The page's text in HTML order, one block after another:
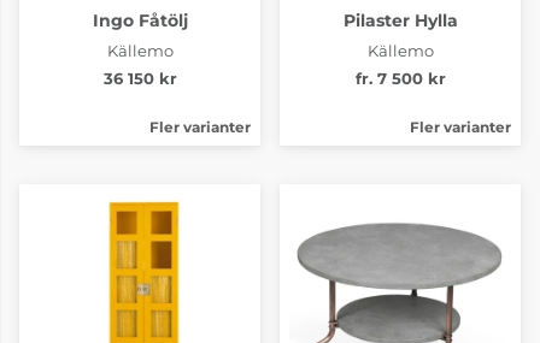
Ingo Fåtölj
Källemo
36 150 kr
Fler varianter
Pilaster Hylla
Källemo
fr. 7 500 kr
Fler varianter